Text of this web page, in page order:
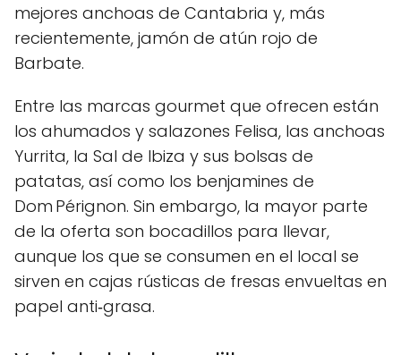
mejores anchoas de Cantabria y, más
recientemente, jamón de atún rojo de
Barbate.
Entre las marcas gourmet que ofrecen están
los ahumados y salazones Felisa, las anchoas
Yurrita, la Sal de Ibiza y sus bolsas de
patatas, así como los benjamines de
Dom Pérignon. Sin embargo, la mayor parte
de la oferta son bocadillos para llevar,
aunque los que se consumen en el local se
sirven en cajas rústicas de fresas envueltas en
papel anti‑grasa.